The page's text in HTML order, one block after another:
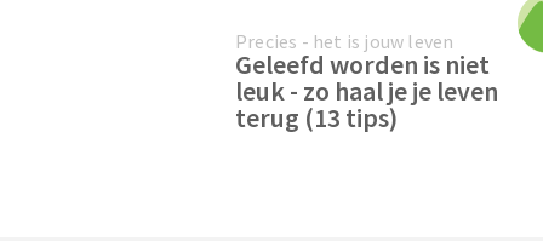
Precies - het is jouw leven
Geleefd worden is niet
leuk - zo haal je je leven
terug (13 tips)